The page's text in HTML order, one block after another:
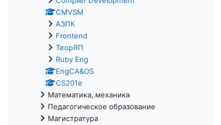
CMVSM
АЗПК
Frontend
ТеорЯП
Ruby Eng
EngCA&OS
CS201e
Математика, механика
Педагогическое образование
Магистратура